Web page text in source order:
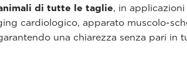
di tutte le taglie, in
cardiologico, apparato muscolo-
una chiarezza senza pari in